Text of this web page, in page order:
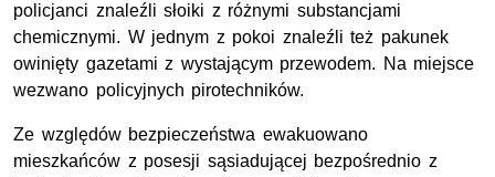
policjanci znaleźli słoiki z różnymi substancjami
chemicznymi. W jednym z pokoi znaleźli też pakunek
owinięty gazetami z wystającym przewodem. Na miejsce
wezwano policyjnych pirotechników.
Ze względów bezpieczeństwa ewakuowano
mieszkańców z posesji sąsiadującej bezpośrednio z